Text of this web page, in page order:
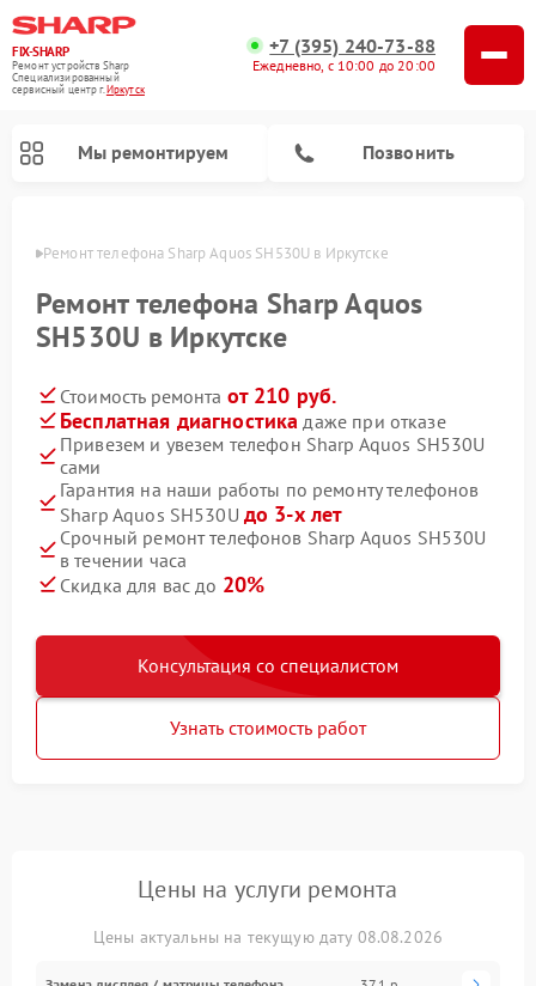
FIX-SHARP
Ремонт устройств Sharp
Специализированный
cервисный центр г.Иркутск
+7 (395) 240-73-88
Ежедневно, с 10:00 до 20:00
Мы ремонтируем Позвонить
Ремонт телефона Sharp Aquos SH530U в Иркутске
Ремонт телефона Sharp Aquos
SH530U в Иркутске
Стоимость ремонта от 210 руб.
Бесплатная диагностика даже при отказе
Привезем и увезем телефон Sharp Aquos SH530U
сами
Гарантия на наши работы по ремонту телефонов
Sharp Aquos SH530U до 3-х лет
Срочный ремонт телефонов Sharp Aquos SH530U
в течении часа
Скидка для вас до 20%
Консультация со специалистом
Узнать стоимость работ
Цены на услуги ремонта
Цены актуальны на текущую дату 08.08.2026